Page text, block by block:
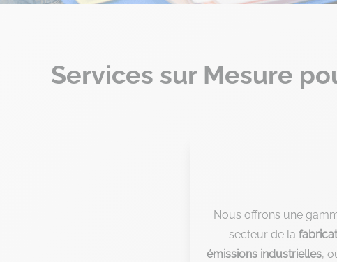
Services sur Mesure
Nous offrons une
secteur de la
émissions industrielles,